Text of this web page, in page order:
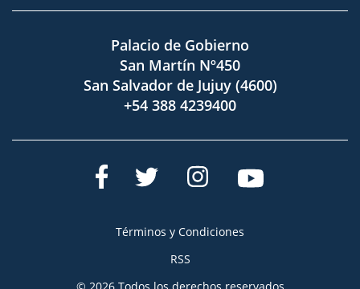
Palacio de Gobierno
San Martín Nº450
San Salvador de Jujuy (4600)
+54 388 4239400
Términos y Condiciones
RSS